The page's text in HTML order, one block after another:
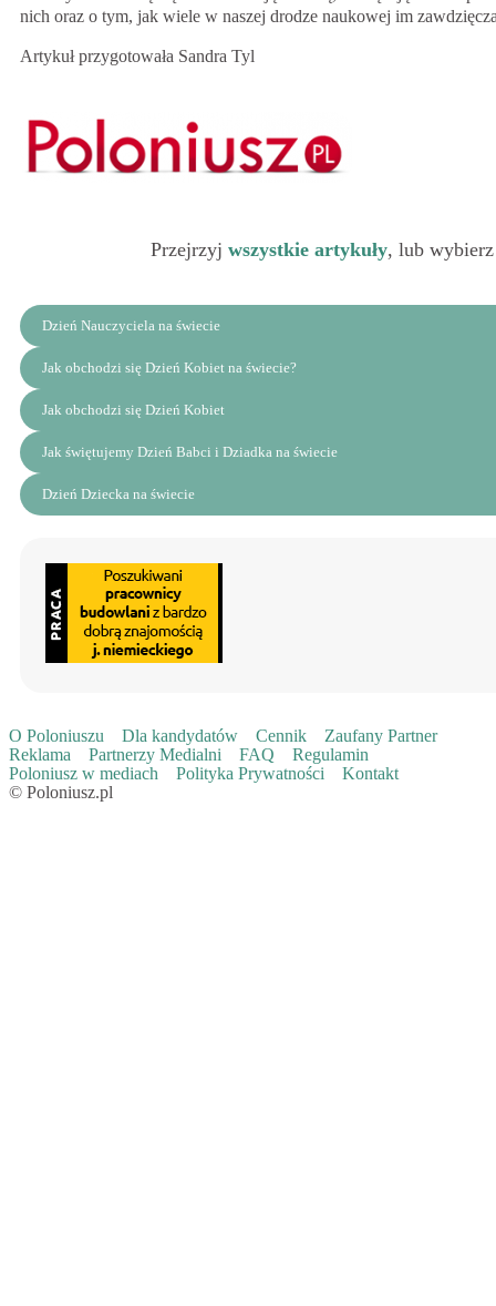
nich oraz o tym, jak wiele w naszej drodze naukowej im
Artykuł przygotowała Sandra Tyl
Przejrzyj wszystkie artykuły, lub
Dzień Nauczyciela na świecie
Jak obchodzi się Dzień Kobiet na świecie?
Jak obchodzi się Dzień Kobiet
Jak świętujemy Dzień Babci i Dziadka na świecie
Dzień Dziecka na świecie
O Poloniuszu Dla kandydatów Cennik
Zaufany Partner
Reklama
Partnerzy Medialni FAQ
Regulamin
Poloniusz w mediach
Polityka Prywatności
Kontakt
© Poloniusz.pl